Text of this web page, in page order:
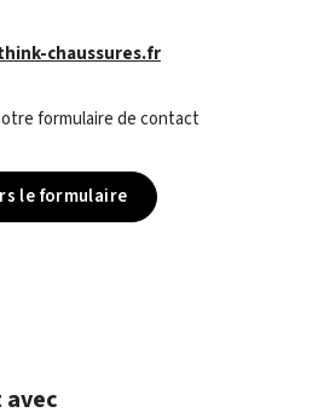
chaussures.fr
formulaire de contact
le formulaire